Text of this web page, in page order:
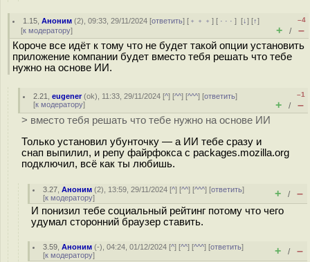
1.15 ,Аноним (2), 09:33, 29/11/2024 [ответить] [ ﹢﹢﹢] [ · · ·][↓] [↑]
[к модератору]
–4
+ / –
Короче все идёт к тому что не будет такой опции установить
приложение компании будет вместо тебя решать что тебе
нужно на основе ИИ.
2.21 ,eugener(ok), 11:33, 29/11/2024 [^] [^^] [^^^] [ответить]
[к модератору]
–1
+ / –
> вместо тебя решать что тебе нужно на основе ИИ
Только установил убунточку — а ИИ тебе сразу и
снап выпилил, и репу файрфокса с packages.mozilla.org
подключил, всё как ты любишь.
3.27 ,Аноним (2), 13:59, 29/11/2024 [^] [^^] [^^^] [ответить]
[к модератору] + / –
И понизил тебе социальный рейтинг потому что чего
удумал сторонний браузер ставить.
3.59 ,Аноним (-), 04:24, 01/12/2024 [^] [^^] [^^^] [ответить]
[к модератору] + / –